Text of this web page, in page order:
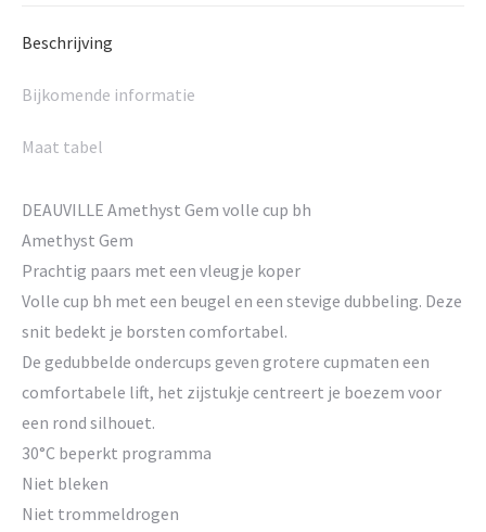
Beschrijving
Bijkomende informatie
Maat tabel
DEAUVILLE Amethyst Gem volle cup bh
Amethyst Gem
Prachtig paars met een vleugje koper
Volle cup bh met een beugel en een stevige dubbeling. Deze
snit bedekt je borsten comfortabel.
De gedubbelde ondercups geven grotere cupmaten een
comfortabele lift, het zijstukje centreert je boezem voor
een rond silhouet.
30°C beperkt programma
Niet bleken
Niet trommeldrogen